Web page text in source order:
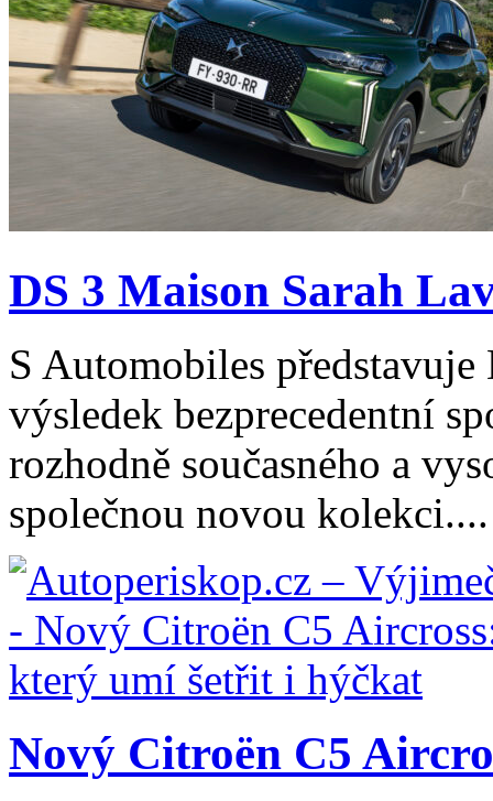
DS 3 Maison Sarah
S Automobiles
výsledek bezprecedentní
rozhodně současného a
společnou novou kolekci....
Nový Citroën C5